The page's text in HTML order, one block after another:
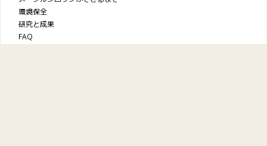
環境保全
研究と成果
FAQ